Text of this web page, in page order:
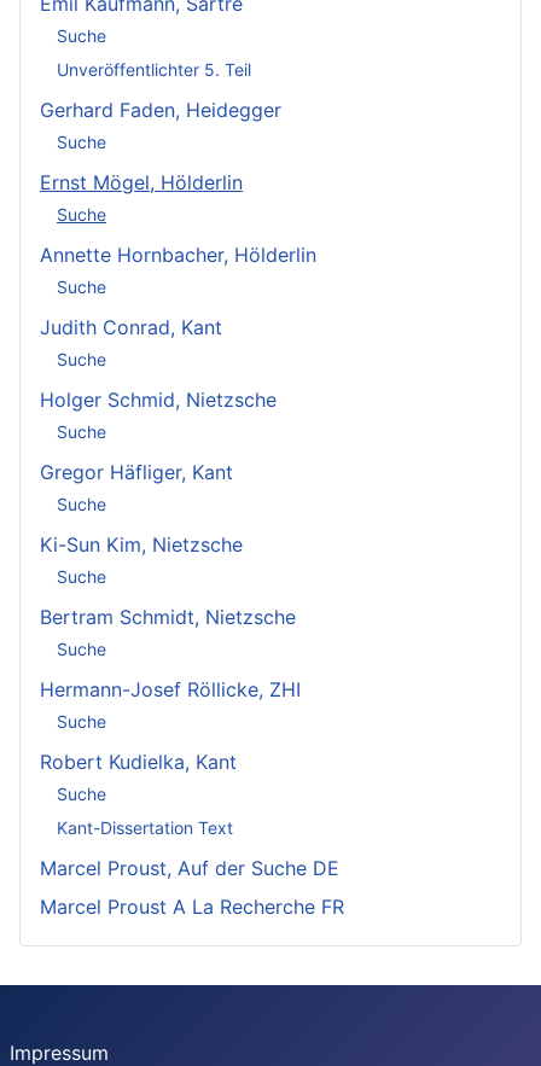
Suche
Unveröffentlichter 5. Teil
Gerhard Faden, Heidegger
Suche
Ernst Mögel, Hölderlin
Suche
Annette Hornbacher, Hölderlin
Suche
Judith Conrad, Kant
Suche
Holger Schmid, Nietzsche
Suche
Gregor Häfliger, Kant
Suche
Ki-Sun Kim, Nietzsche
Suche
Bertram Schmidt, Nietzsche
Suche
Hermann-Josef Röllicke, ZHI
Suche
Robert Kudielka, Kant
Suche
Kant-Dissertation Text
Marcel Proust, Auf der Suche DE
Marcel Proust A La Recherche FR
Impressum